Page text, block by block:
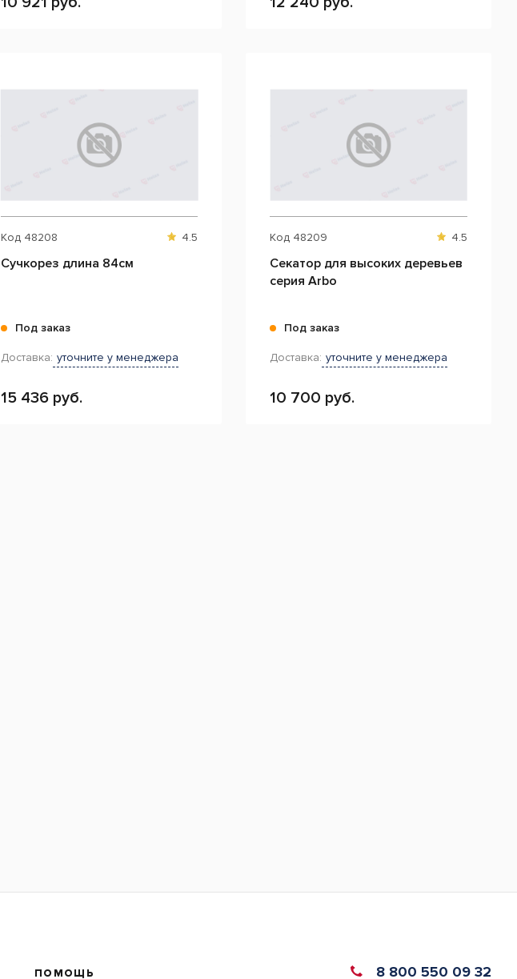
Код 48208 4.5
Сучкорез длина 84см
Под заказ
Доставка: уточните у менеджера
15 436 руб.
Код 48209 4.5
Секатор для высоких деревьев
серия Arbo
Под заказ
Доставка: уточните у менеджера
10 700 руб.
ПОМОЩЬ 8 800 550 09 32